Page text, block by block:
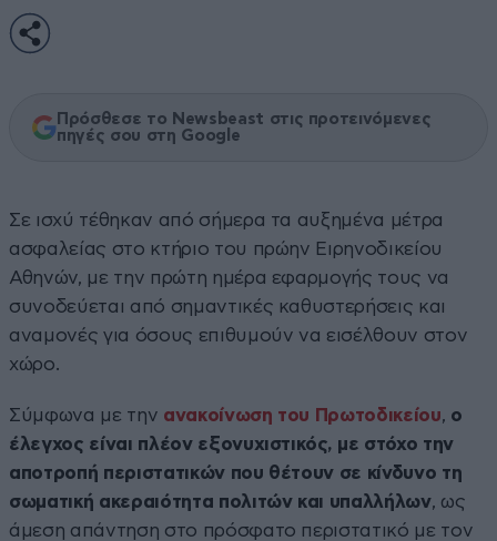
Πρόσθεσε το Newsbeast στις προτεινόμενες
πηγές σου στη Google
Σε ισχύ τέθηκαν από σήμερα τα αυξημένα μέτρα
ασφαλείας στο κτήριο του πρώην Ειρηνοδικείου
Αθηνών, με την πρώτη ημέρα εφαρμογής τους να
συνοδεύεται από σημαντικές καθυστερήσεις και
αναμονές για όσους επιθυμούν να εισέλθουν στον
χώρο.
Σύμφωνα με την ανακοίνωση του Πρωτοδικείου, ο
έλεγχος είναι πλέον εξονυχιστικός, με στόχο την
αποτροπή περιστατικών που θέτουν σε κίνδυνο τη
σωματική ακεραιότητα πολιτών και υπαλλήλων, ως
άμεση απάντηση στο πρόσφατο περιστατικό με τον